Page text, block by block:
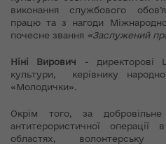
виконання службового
працю та з нагоди
почесне звання «Заслужений
Ніні Вирович - директорові
культури, керівнику
«Молодички».
Окрім того, за добровільне
антитерористичної операції
областях, волонтерську